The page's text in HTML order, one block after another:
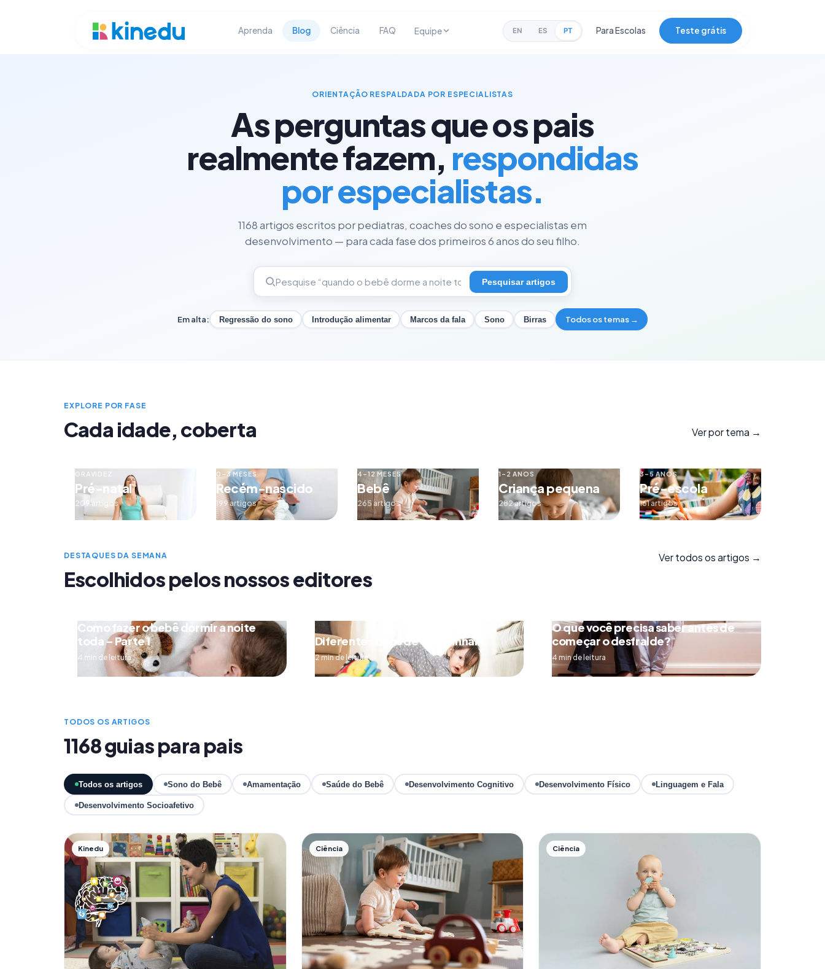
Aprenda Blog Ciência FAQ Equipe EN ES PT Para Escolas Teste grátis
ORIENTAÇÃO RESPALDADA POR ESPECIALISTAS
As perguntas que os pais
realmente fazem,respondidas
por especialistas.
1168 artigos escritos por pediatras, coaches do sono e especialistas em
desenvolvimento — para cada fase dos primeiros 6 anos do seu filho.
Pesquisar artigos
Em alta: Regressão do sono Introdução alimentar Marcos da fala Sono Birras Todos os temas →
EXPLORE POR FASE
Cada idade, coberta Ver por tema →
GRAVIDEZ
Pré-natal
209 artigos
0–3 MESES
Recém-nascido
199 artigos
4–12 MESES
Bebê
265 artigos
1–2 ANOS
Criança pequena
282 artigos
3–5 ANOS
Pré-escola
161 artigos
DESTAQUES DA SEMANA
Escolhidos pelos nossos editores
Ver todos os artigos →
Como fazer o bebê dormir a noite
toda – Parte 1
4 min de leitura
Diferentes tipos de engatinhar
2 min de leitura
O que você precisa saber antes de
começar o desfralde?
4 min de leitura
TODOS OS ARTIGOS
1168 guias para pais
Todos os artigos Sono do Bebê Amamentação Saúde do Bebê Desenvolvimento Cognitivo Desenvolvimento Físico Linguagem e Fala
Desenvolvimento Socioafetivo
Kinedu Ciência Ciência